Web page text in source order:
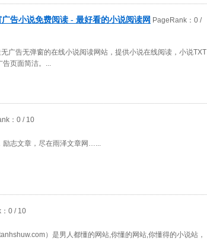
告小说免费阅读 - 最好看的小说阅读网 PageRank： 0 /
广告无弹窗的在线小说阅读网站，提供小说在线阅读，小说TXT
页面简洁。
： 0 / 10
励志文章，尽在雨泽文章网…
0 / 10
）是男人都懂的网站,你懂的网站,你懂得的小说站，